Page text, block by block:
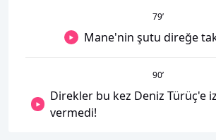
79’
Mane'nin şutu direğe
90’
Direkler bu kez Deniz Türüç'e
vermedi!